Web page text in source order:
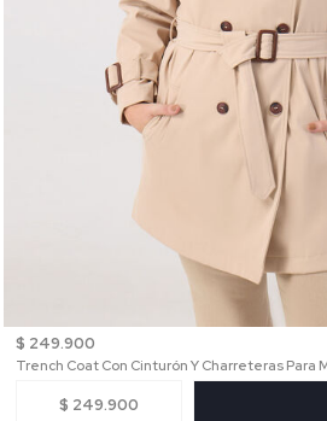
$ 249.900
Trench Coat Con Cinturón Y Charreteras Para
$ 249.900